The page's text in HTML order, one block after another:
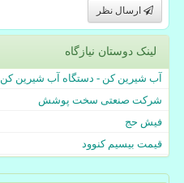
ارسال نظر
لینک دوستان نیازگاه
آب شیرین کن - دستگاه آب شیرین کن
شرکت صنعتی سخت پوشش
فیش حج
قیمت بیسیم کنوود